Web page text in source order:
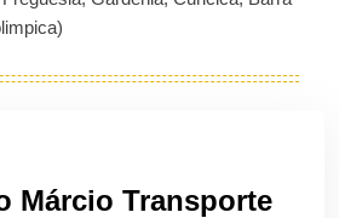
Márcio Transporte